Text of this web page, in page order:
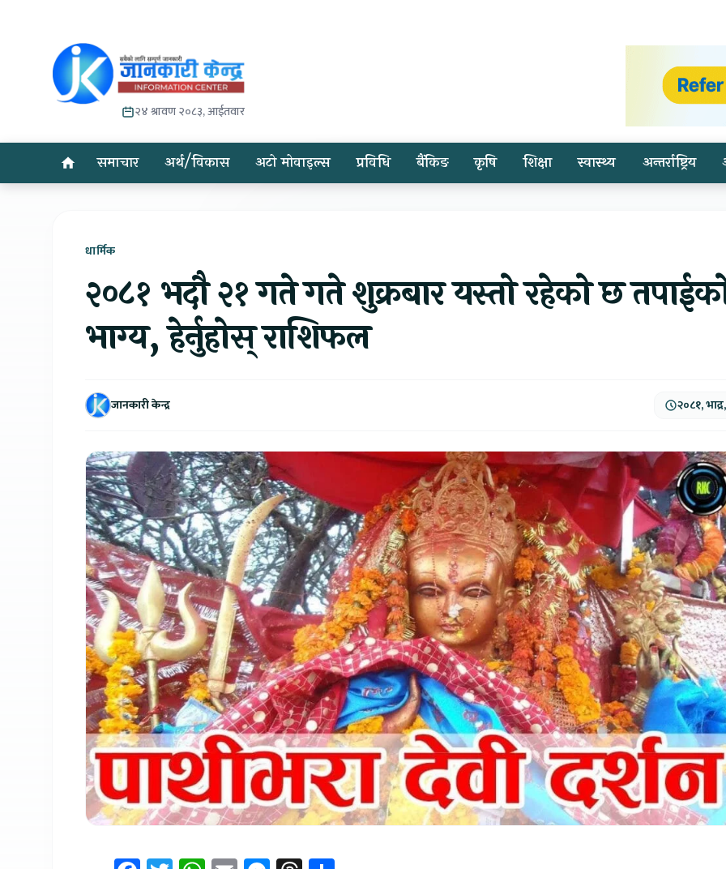
२४ श्रावण २०८३, आईतवार
समाचार अर्थ/विकास अटो मोवाइल्स प्रविधि बैंकिङ कृषि शिक्षा स्वास्थ्य अन्तर्राष्ट्रिय
धार्मिक
२०८१ भदौ २१ गते गते शुक्रबार यस्तो रहेको छ
भाग्य, हेर्नुहोस् राशिफल
जानकारी केन्द्र २०८१,